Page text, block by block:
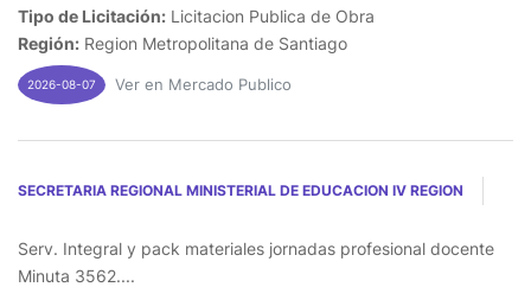
Tipo de Licitación: Licitacion Publica de Obra
Región: Region Metropolitana de Santiago
2026-08-07 Ver en Mercado Publico
SECRETARIA REGIONAL MINISTERIAL DE EDUCACION IV REGION
Serv. Integral y pack materiales jornadas profesional docente
Minuta 3562....